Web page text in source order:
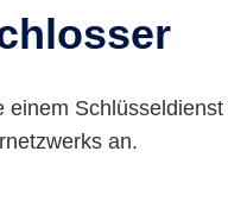
an.